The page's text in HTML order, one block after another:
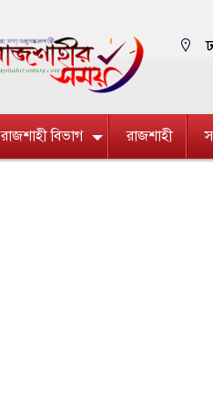
রাজশাহী বিভাগ রাজশাহী